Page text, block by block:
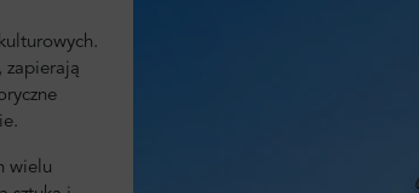
zapierają
wielu